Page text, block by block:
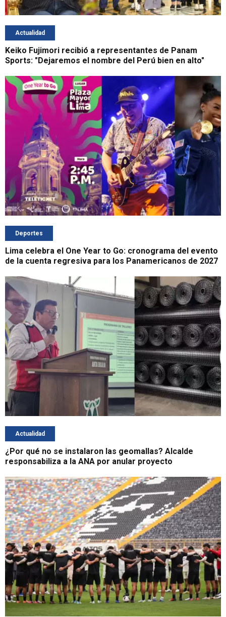
Actualidad
Keiko Fujimori recibió a representantes de Panam
Sports: "Dejaremos el nombre del Perú bien en alto"
Deportes
Lima celebra el One Year to Go: cronograma del evento
de la cuenta regresiva para los Panamericanos de 2027
Actualidad
¿Por qué no se instalaron las geomallas? Alcalde
responsabiliza a la ANA por anular proyecto